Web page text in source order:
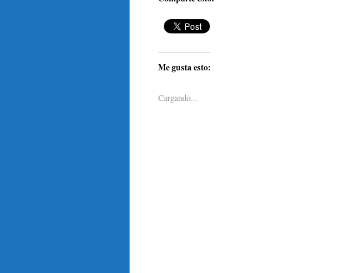
Me gusta esto:
Cargando...